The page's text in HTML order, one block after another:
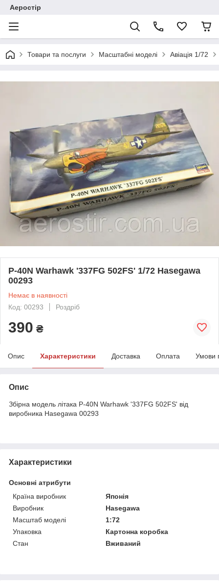
Аеростір
Товари та послуги Масштабні моделі Авіація 1/72
P-40N Warhawk '337FG 502FS' 1/72 Hasegawa
00293
Немає в наявності
Код: 00293
Роздріб
390 ₴
Опис Характеристики Доставка Оплата Умови
Опис
Збірна модель літака P-40N Warhawk '337FG 502FS' від
виробника Hasegawa 00293
Характеристики
Основні атрибути
Країна виробник
Японія
Виробник
Hasegawa
Масштаб моделі
1:72
Упаковка
Картонна коробка
Стан
Вживаний